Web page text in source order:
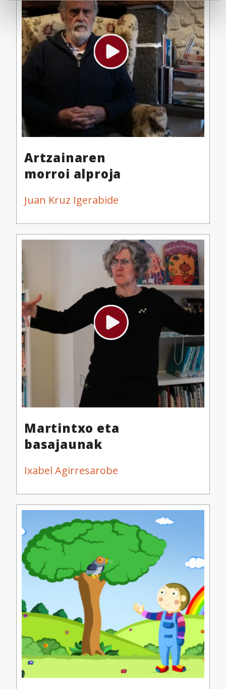
Collect information about your geographical
location which can be accurate to within several
meters
Identify your device by actively scanning it for
specific characteristics (fingerprinting)
Find out more about how your personal data is processed
details section.
Webgune honek cookie propioak eta hirugarrenen cookie-
fitxategiak erabiltzen ditu. Zure esperientzia eta
zerbitzuak hobetzeko asmoz, cookie teknologiaz
erabiltzeko baimen esplizitua ematen diguzu.
irakurri
Artzainaren
morroi alproja
Juan Kruz Igerabide
Martintxo eta
basajaunak
Ixabel Agirresarobe